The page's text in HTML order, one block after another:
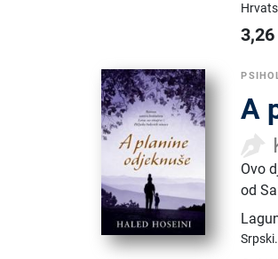
3,26
A
Ovo
od
Srpski.